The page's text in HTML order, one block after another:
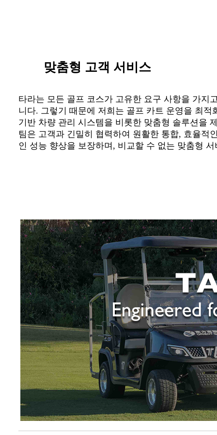
맞춤형 고객 서비스
타라는 모든 골프 코스가 고유한 요구 사항을 가지
니다. 그렇기 때문에 저희는 골프 카트 운영을 최적
기반 차량 관리 시스템을 비롯한 맞춤형 솔루션을
팀은 고객과 긴밀히 협력하여 원활한 통합, 효율적
인 성능 향상을 보장하며, 비교할 수 없는 맞춤형